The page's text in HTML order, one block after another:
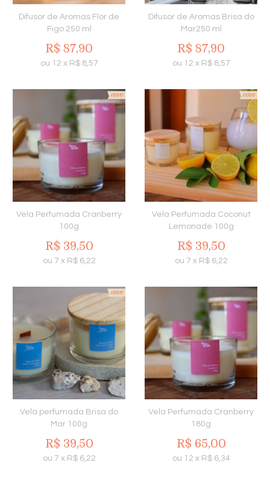
Difusor de Aromas Flor de
Figo 250 ml
R$ 87,90
ou 12 x R$ 8,57
Difusor de Aromas Brisa do
Mar250 ml
R$ 87,90
ou 12 x R$ 8,57
Vela Perfumada Cranberry
100g
R$ 39,50
ou 7 x R$ 6,22
Vela Perfumada Coconut
Lemonade 100g
R$ 39,50
ou 7 x R$ 6,22
Vela perfumada Brisa do
Mar 100g
R$ 39,50
ou 7 x R$ 6,22
Vela Perfumada Cranberry
180g
R$ 65,00
ou 12 x R$ 6,34